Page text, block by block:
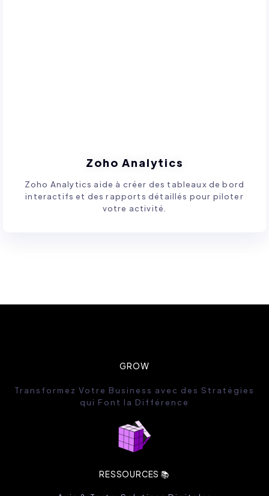
Zoho Analytics
Zoho Analytics aide à créer des tableaux de bord
interactifs et des rapports détaillés pour piloter
votre activité.
GROW
Transformez Votre Business avec des Stratégies
qui Font la Différence
RESSOURCES 📚